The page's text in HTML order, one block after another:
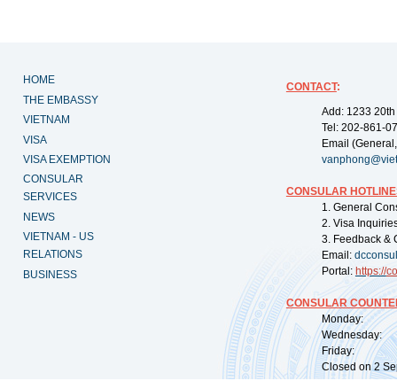
HOME
THE EMBASSY
VIETNAM
VISA
VISA EXEMPTION
CONSULAR
SERVICES
NEWS
VIETNAM - US
RELATIONS
BUSINESS
CONTACT:
Add: 1233
Tel: 202-861-
Email
CONSULAR
1. General
2. Visa
3. Feedback &
Email:
Portal: https://
CONSULAR
Monday:
Wednesday:
Friday:
Closed on 2